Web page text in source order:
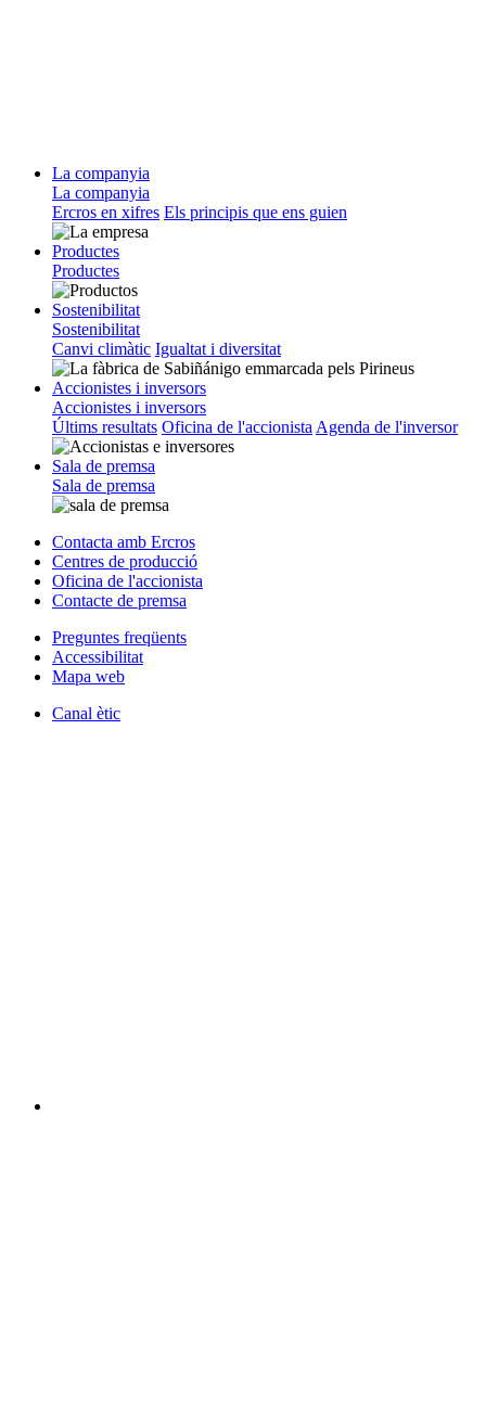
La companyia
La companyia
Ercros en xifres Els principis que ens guien
Productes
Productes
Sostenibilitat
Sostenibilitat
Canvi climàtic Igualtat i diversitat
Accionistes i inversors
Accionistes i inversors
Últims resultats Oficina de l'accionista Agenda de l'inversor
Sala de premsa
Sala de premsa
Contacta amb Ercros
Centres de producció
Oficina de l'accionista
Contacte de premsa
Preguntes freqüents
Accessibilitat
Mapa web
Canal ètic